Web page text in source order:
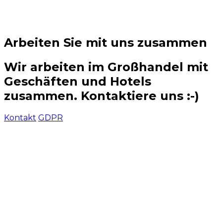
Arbeiten Sie mit uns zusammen
Wir arbeiten im Großhandel mit
Geschäften und Hotels
zusammen. Kontaktiere uns :-)
Kontakt GDPR